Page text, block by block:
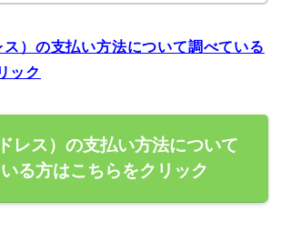
）の支払い方法について調べている
ック
レス）の支払い方法について
る方はこちらをクリック